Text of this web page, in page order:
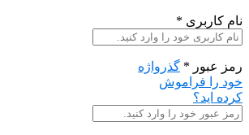
نام کاربری *
رمز عبور * گذرواژه
خود را فراموش
کرده اید؟